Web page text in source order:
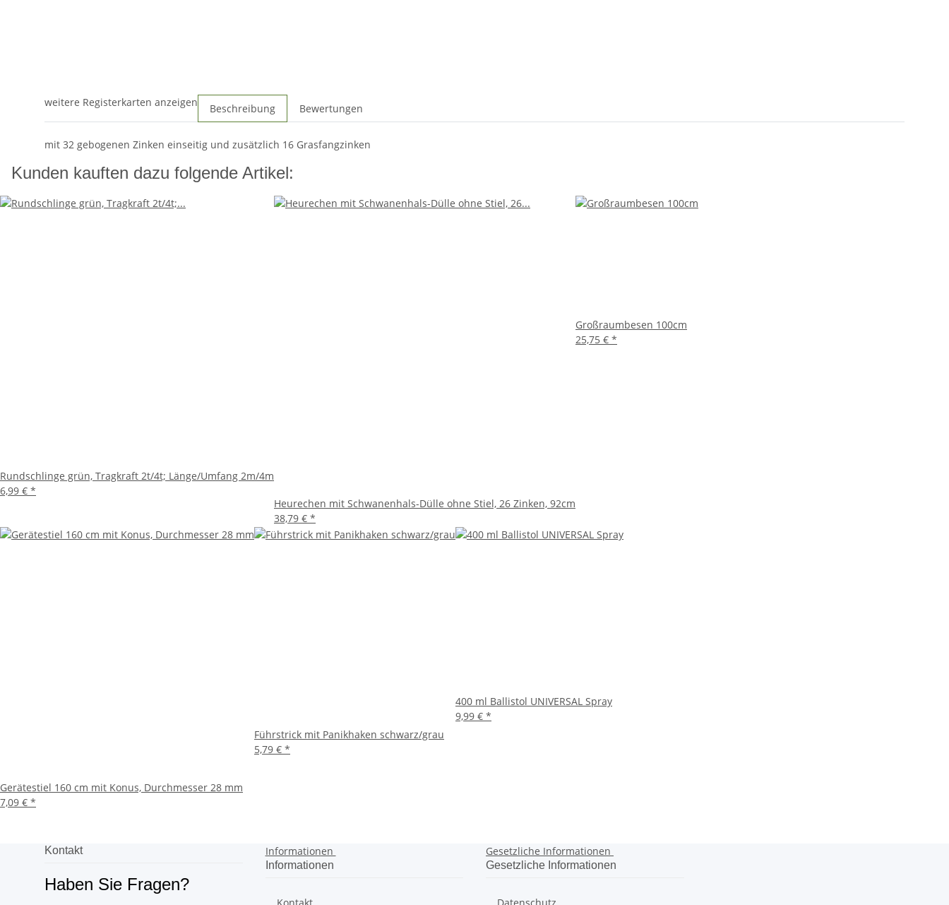
weitere Registerkarten anzeigen Beschreibung Bewertungen
mit 32 gebogenen Zinken einseitig und zusätzlich 16 Grasfangzinken
Kunden kauften dazu folgende Artikel:
Rundschlinge grün, Tragkraft 2t/4t; Länge/Umfang 2m/4m
6,99 € *
Heurechen mit Schwanenhals-Dülle ohne Stiel, 26 Zinken, 92cm
38,79 € *
Großraumbesen 100cm
25,75 € *
Gerätestiel 160 cm mit Konus, Durchmesser 28 mm
7,09 € *
Führstrick mit Panikhaken schwarz/grau
5,79 € *
400 ml Ballistol UNIVERSAL Spray
9,99 € *
Kontakt
Haben Sie Fragen?
Informationen
Informationen
Gesetzliche Informationen
Gesetzliche Informationen